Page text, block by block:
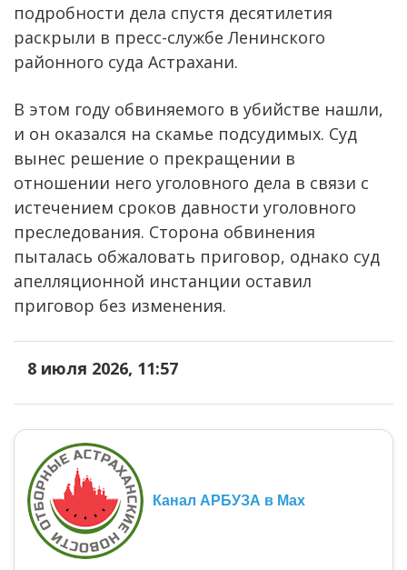
подробности дела спустя десятилетия
раскрыли в пресс-службе Ленинского
районного суда Астрахани.
В этом году обвиняемого в убийстве нашли,
и он оказался на скамье подсудимых. Суд
вынес решение о прекращении в
отношении него уголовного дела в связи с
истечением сроков давности уголовного
преследования. Сторона обвинения
пыталась обжаловать приговор, однако суд
апелляционной инстанции оставил
приговор без изменения.
8 июля 2026, 11:57
Канал АРБУЗА в Max